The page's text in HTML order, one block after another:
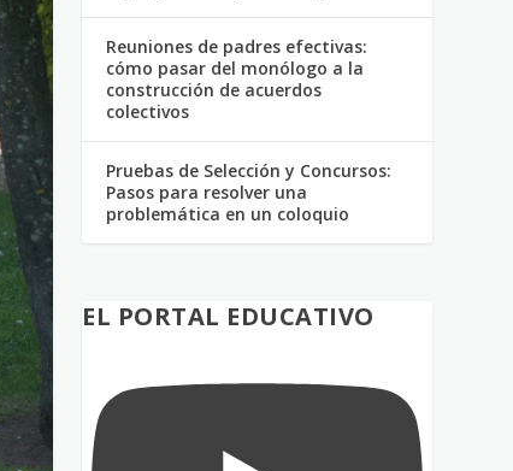
Reuniones de padres efectivas:
cómo pasar del monólogo a la
construcción de acuerdos
colectivos
Pruebas de Selección y Concursos:
Pasos para resolver una
problemática en un coloquio
EL PORTAL EDUCATIVO